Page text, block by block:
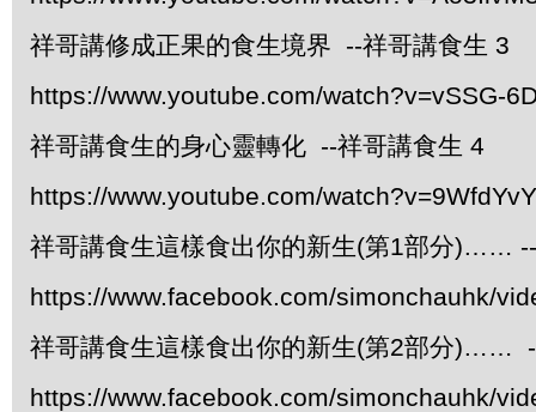
祥哥講修成正果的食生境界 --祥哥講食生 3
https://www.youtube.com/watch?v=vSSG-
祥哥講食生的身心靈轉化 --祥哥講食生 4
https://www.youtube.com/
祥哥講食生這樣食出你的新生(第1部分)……
https://www.facebook.com/simonchauhk/
祥哥講食生這樣食出你的新生(第2部分)……
https://www.facebook.com/simonchauhk/